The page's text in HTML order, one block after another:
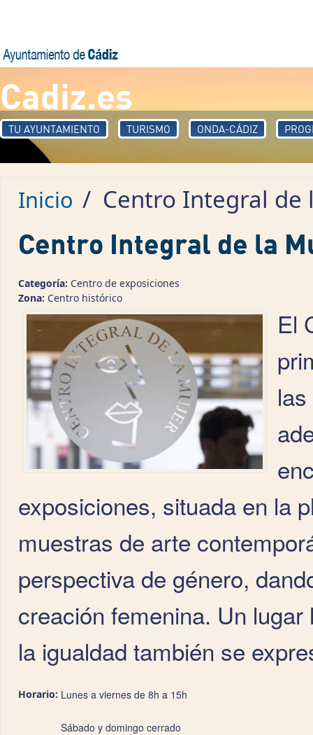
Cadiz.es
TU AYUNTAMIENTO TURISMO ONDA-CÁDIZ
Inicio / Centro Integral de
Centro Integral de la
Categoría: Centro de exposiciones
Zona: Centro histórico
El
exposiciones, situada en la
muestras de arte
perspectiva de género,
creación femenina. Un
la igualdad también se
Horario: Lunes a viernes de 8h a 15h
Sábado y domingo cerrado